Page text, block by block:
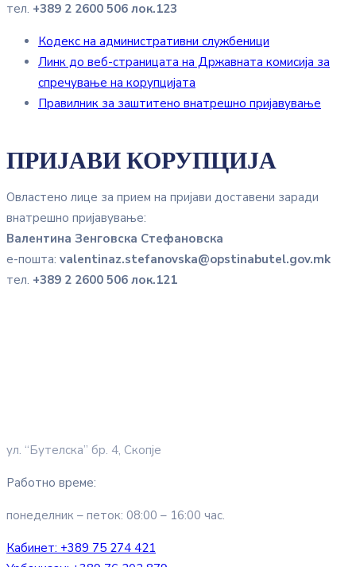
тел. +389 2 2600 506 лок.123
Кодекс на административни службеници
Линк до веб-страницата на Државната комисија за
спречување на корупцијата
Правилник за заштитено внатрешно пријавување
ПРИЈАВИ КОРУПЦИЈА
Овластено лице за прием на пријави доставени заради
внатрешно пријавување:
Валентина Зенговска Стефановска
е-пошта: valentinaz.stefanovska@opstinabutel.gov.mk
тел. +389 2 2600 506 лок.121
ул. “Бутелска” бр. 4, Скопје
Работно време:
понеделник – петок: 08:00 – 16:00 час.
Кабинет: +389 75 274 421